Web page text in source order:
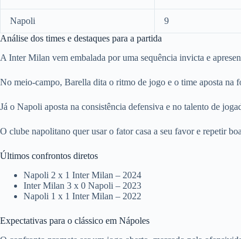
Napoli 9
Análise dos times e destaques para a partida
A Inter Milan vem embalada por uma sequência invicta e
No meio-campo, Barella dita o ritmo de jogo e o time aposta na
Já o Napoli aposta na consistência defensiva e no talento de
O clube napolitano quer usar o fator casa a seu favor e repetir
Últimos confrontos diretos
Napoli 2 x 1 Inter Milan – 2024
Inter Milan 3 x 0 Napoli – 2023
Napoli 1 x 1 Inter Milan – 2022
Expectativas para o clássico em Nápoles